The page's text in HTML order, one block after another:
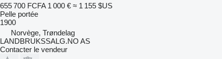
655 700 FCFA 1 000 € ≈ 1 155 $US
Pelle portée
1900
Norvège, Trøndelag
LANDBRUKSSALG.NO AS
Contacter le vendeur